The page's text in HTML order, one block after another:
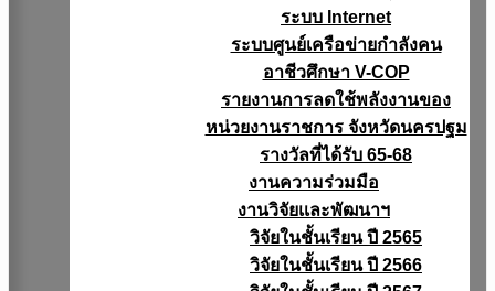
ระบบ Internet
ระบบศูนย์เครือข่ายกำลังคน
อาชีวศึกษา V-COP
รายงานการลดใช้พลังงานของ
หน่วยงานราชการ จังหวัดนครปฐม
รางวัลที่ได้รับ 65-68
งานความร่วมมือ
งานวิจัยเเละพัฒนาฯ
วิจัยในชั้นเรียน ปี 2565
วิจัยในชั้นเรียน ปี 2566